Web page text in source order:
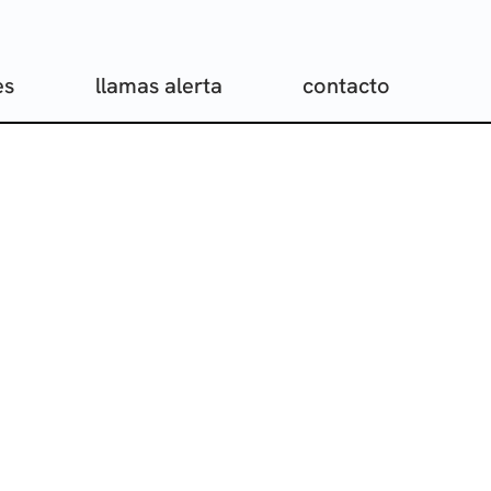
llamas alerta contacto